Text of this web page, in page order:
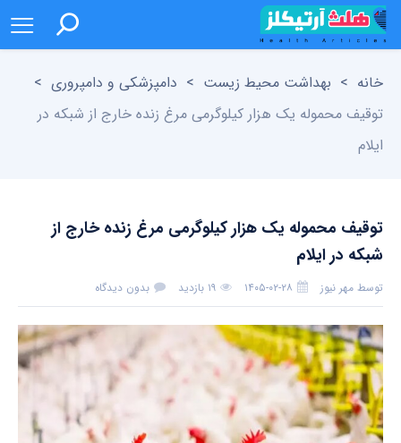
خانه > بهداشت محیط زیست > دامپزشکی و دامپروری >
توقیف محموله یک هزار کیلوگرمی مرغ زنده خارج از شبکه در
ایلام
توقیف محموله یک هزار کیلوگرمی مرغ زنده خارج از
شبکه در ایلام
توسط مهر نیوز ۱۴۰۵-۰۲-۲۸ ۱۹ بازدید بدون دیدگاه